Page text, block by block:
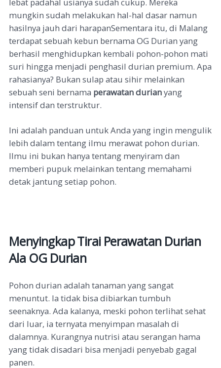
mungkin sudah melakukan hal-hal dasar namun
hasilnya jauh dari harapanSementara itu, di Malang
terdapat sebuah kebun bernama OG Durian yang
berhasil menghidupkan kembali pohon-pohon mati
suri hingga menjadi penghasil durian premium. Apa
rahasianya? Bukan sulap atau sihir melainkan
sebuah seni bernama perawatan durianyang
intensif dan terstruktur.
Ini adalah panduan untuk Anda yang ingin mengulik
lebih dalam tentang ilmu merawat pohon durian.
Ilmu ini bukan hanya tentang menyiram dan
memberi pupuk melainkan tentang memahami
detak jantung setiap pohon.
Menyingkap Tirai Perawatan Durian
Ala OG Durian
Pohon durian adalah tanaman yang sangat
menuntut. Ia tidak bisa dibiarkan tumbuh
seenaknya. Ada kalanya, meski pohon terlihat sehat
dari luar, ia ternyata menyimpan masalah di
dalamnya. Kurangnya nutrisi atau serangan hama
yang tidak disadari bisa menjadi penyebab gagal
panen.